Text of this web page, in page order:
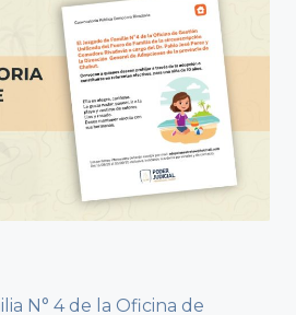
N° 4 de la Oficina de